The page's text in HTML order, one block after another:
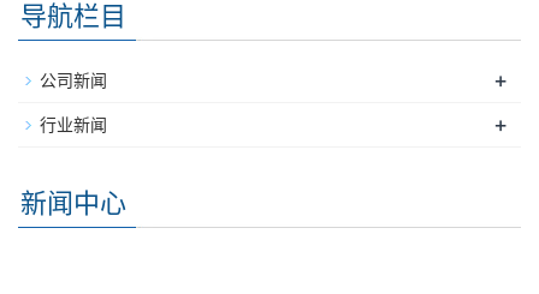
导航栏目
公司新闻 +
行业新闻 +
新闻中心